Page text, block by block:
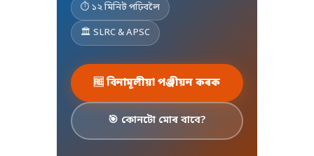
⏱️ ১২ মিনিট পঢ়িবলৈ
🏛️ SLRC & APSC
🆓 বিনামূলীয়া পঞ্জীয়ন কৰক
🎯 কোনটো মোৰ বাবে?